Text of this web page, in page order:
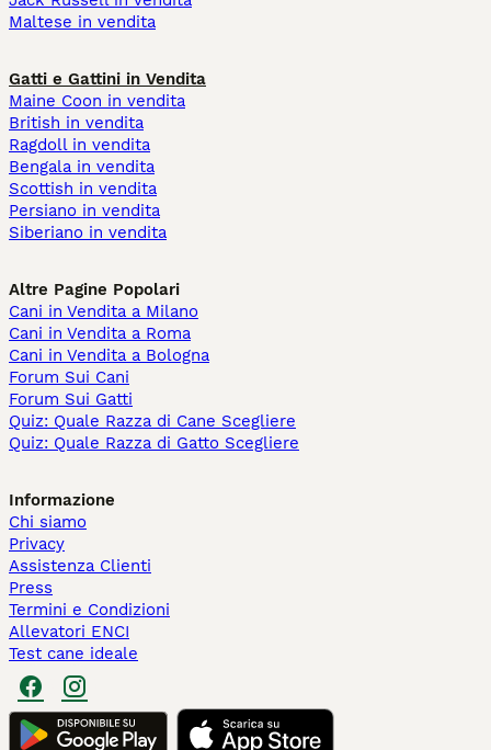
Maltese in vendita
Gatti e Gattini in Vendita
Maine Coon in vendita
British in vendita
Ragdoll in vendita
Bengala in vendita
Scottish in vendita
Persiano in vendita
Siberiano in vendita
Altre Pagine Popolari
Cani in Vendita a Milano
Cani in Vendita a Roma
Cani in Vendita a Bologna
Forum Sui Cani
Forum Sui Gatti
Quiz: Quale Razza di Cane Scegliere
Quiz: Quale Razza di Gatto Scegliere
Informazione
Chi siamo
Privacy
Assistenza Clienti
Press
Termini e Condizioni
Allevatori ENCI
Test cane ideale